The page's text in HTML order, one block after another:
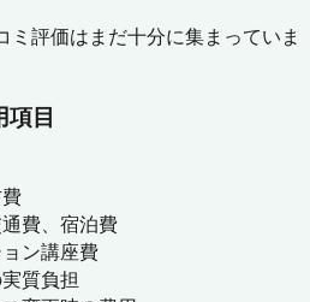
ミ評価はまだ十分に集まっていま
項目
費、宿泊費
ン講座費
質負担